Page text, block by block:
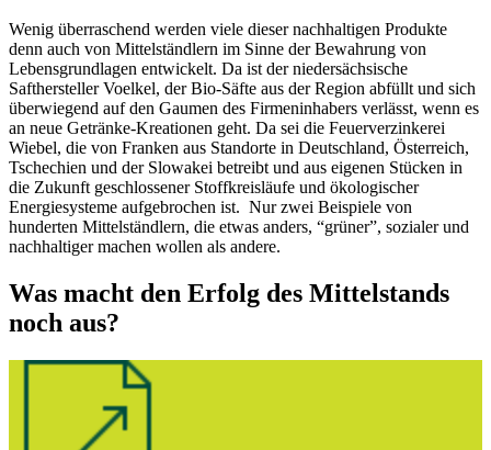
Wenig überraschend werden viele dieser nachhaltigen Produkte
denn auch von Mittelständlern im Sinne der Bewahrung von
Lebensgrundlagen entwickelt. Da ist der niedersächsische
Safthersteller Voelkel, der Bio-Säfte aus der Region abfüllt und sich
überwiegend auf den Gaumen des Firmeninhabers verlässt, wenn es
an neue Getränke-Kreationen geht. Da sei die Feuerverzinkerei
Wiebel, die von Franken aus Standorte in Deutschland, Österreich,
Tschechien und der Slowakei betreibt und aus eigenen Stücken in
die Zukunft geschlossener Stoffkreisläufe und ökologischer
Energiesysteme aufgebrochen ist. Nur zwei Beispiele von
hunderten Mittelständlern, die etwas anders, “grüner”, sozialer und
nachhaltiger machen wollen als andere.
Was macht den Erfolg des Mittelstands
noch aus?